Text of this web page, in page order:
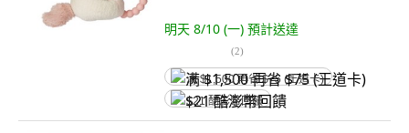
明天 8/10 (一) 預計送達
(2)
满 $1,500 再省 $75 (王道卡)
$21 酷澎幣回饋